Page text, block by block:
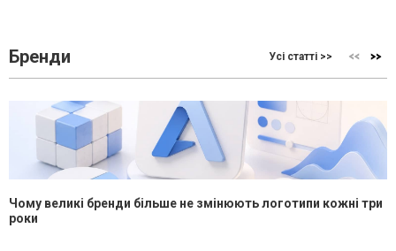
Бренди Усі статті >>
Чому великі бренди більше не змінюють логотипи кожні три
роки